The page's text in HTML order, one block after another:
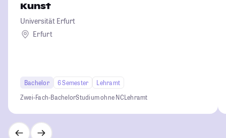
Kunst
Universität Erfurt
Erfurt
Bachelor 6 Semester
Lehramt
Zwei-Fach-BachelorStudium ohne NCLehramt